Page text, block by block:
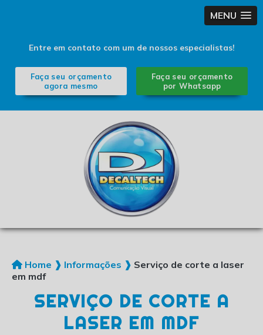
MENU
Entre em contato com um de nossos especialistas!
Faça seu orçamento
agora mesmo
Faça seu orçamento
por Whatsapp
Home ❱ Informações ❱ Serviço de corte a laser
em mdf
SERVIÇO DE CORTE A
LASER EM MDF